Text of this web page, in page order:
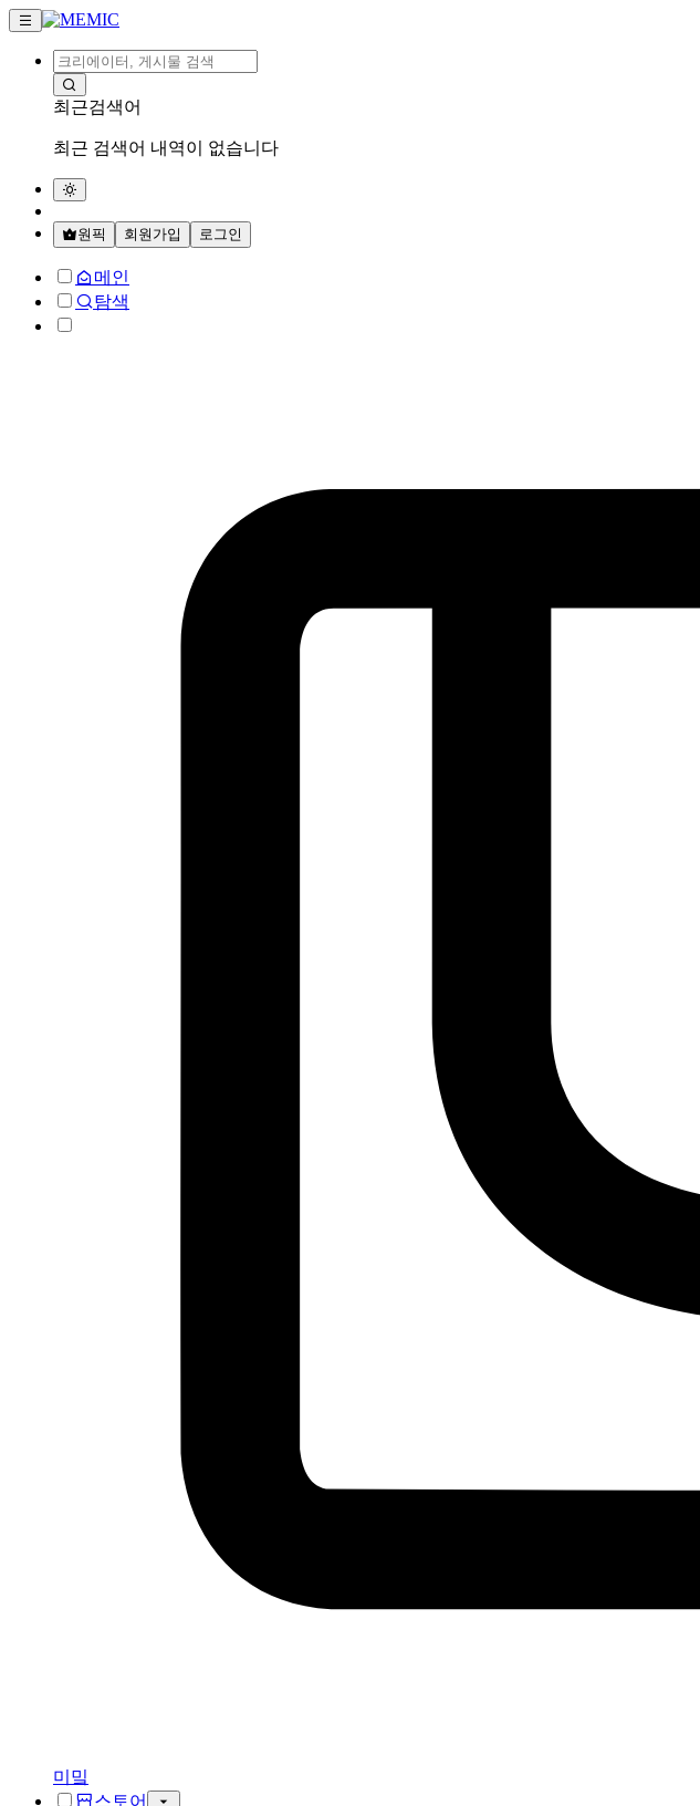
최근검색어
최근 검색어 내역이 없습니다
원픽 회원가입 로그인
메인
탐색
미밐
스토어